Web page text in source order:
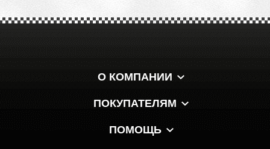
О КОМПАНИИ
ПОКУПАТЕЛЯМ
ПОМОЩЬ